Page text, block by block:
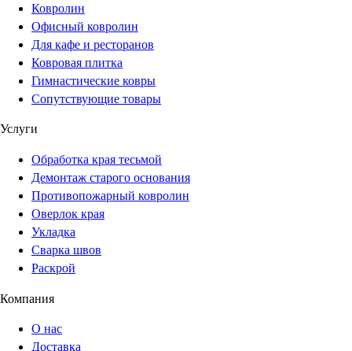
Ковролин
Офисный ковролин
Для кафе и ресторанов
Ковровая плитка
Гимнастические ковры
Сопутствующие товары
Услуги
Обработка края тесьмой
Демонтаж старого основания
Противопожарный ковролин
Оверлок края
Укладка
Сварка швов
Раскрой
Компания
О нас
Доставка